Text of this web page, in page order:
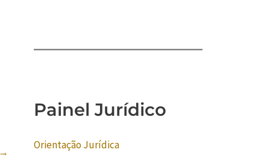
→
Painel Jurídico
Orientação Jurídica